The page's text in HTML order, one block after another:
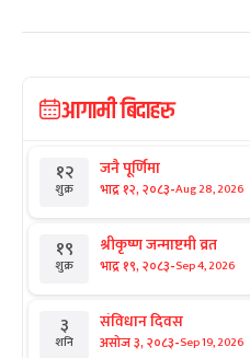
आगामी बिदाहरु
१२
शुक्र
जनै पूर्णिमा
भाद्र १२, २०८३-Aug 28, 2026
१९
शुक्र
श्रीकृष्ण जन्माष्टमी व्रत
भाद्र १९, २०८३-Sep 4, 2026
३
शनि
संविधान दिवस
असोज ३, २०८३-Sep 19, 2026